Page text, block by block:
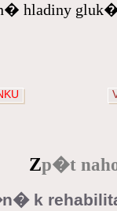
hladiny
Zp�t
k